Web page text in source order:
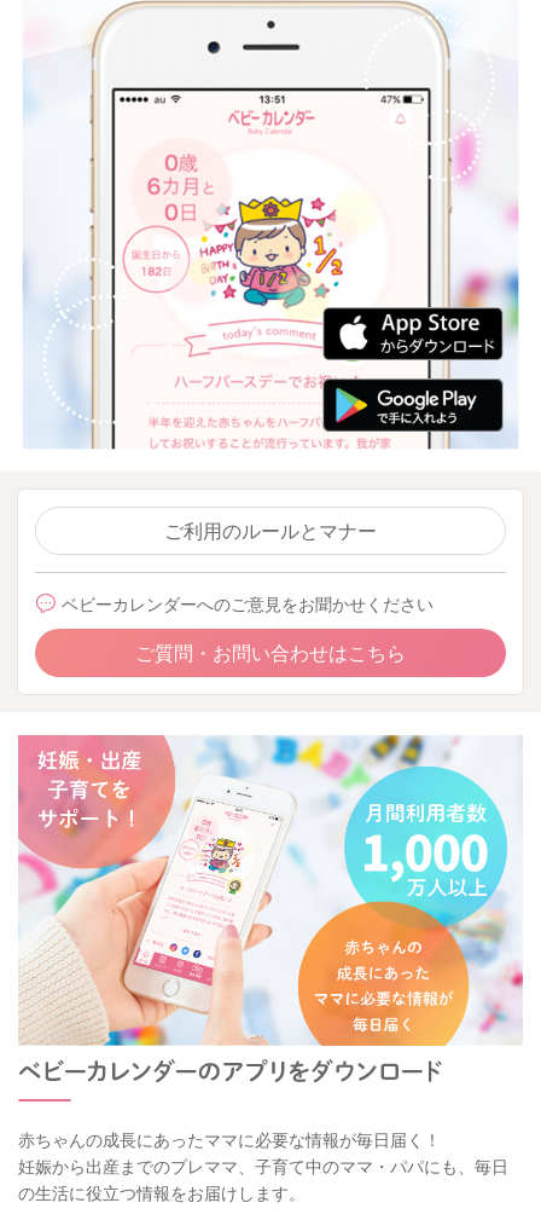
ご利用のルールとマナー
ベビーカレンダーへのご意見をお聞かせください
ご質問・お問い合わせはこちら
赤ちゃんの成長にあったママに必要な情報が毎日届く！
妊娠から出産までのプレママ、子育て中のママ・パパにも、毎日
の生活に役立つ情報をお届けします。